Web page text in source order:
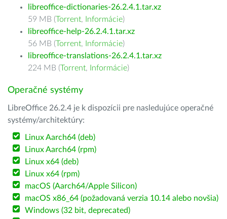
libreoffice-dictionaries-26.2.4.1.tar.xz
59 MB (Torrent, Informácie)
libreoffice-help-26.2.4.1.tar.xz
56 MB (Torrent, Informácie)
libreoffice-translations-26.2.4.1.tar.xz
224 MB (Torrent, Informácie)
Operačné systémy
LibreOffice 26.2.4 je k dispozícii pre nasledujúce operačné
systémy/architektúry:
Linux Aarch64 (deb)
Linux Aarch64 (rpm)
Linux x64 (deb)
Linux x64 (rpm)
macOS (Aarch64/Apple Silicon)
macOS x86_64 (požadovaná verzia 10.14 alebo novšia)
Windows (32 bit, deprecated)